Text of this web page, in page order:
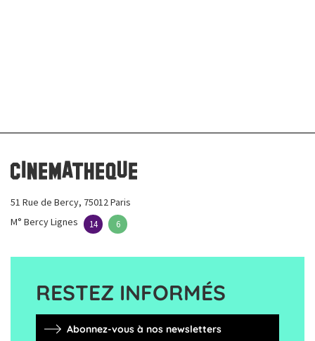
51 Rue de Bercy, 75012 Paris
M° Bercy Lignes
14 6
RESTEZ INFORMÉS
Abonnez-vous à nos newsletters